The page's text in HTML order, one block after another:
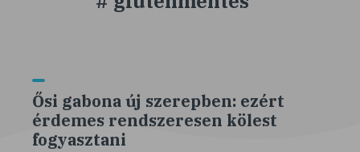
Ősi gabona új szerepben: ezért
érdemes rendszeresen kölest
fogyasztani